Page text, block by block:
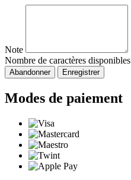
Note
Nombre de caractères disponibles
Abandonner Enregistrer
Modes de paiement